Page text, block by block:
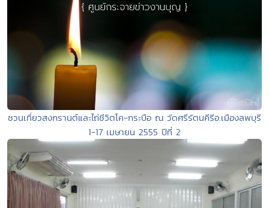
ชวนเที่ยวสงกรานต์และไถ่ชีวิตโค-กระบือ ณ วัดศรีรัตนคีรีอ.เมืองลพบุรี
1-17 เมษายน 2555 ปีที่ 2